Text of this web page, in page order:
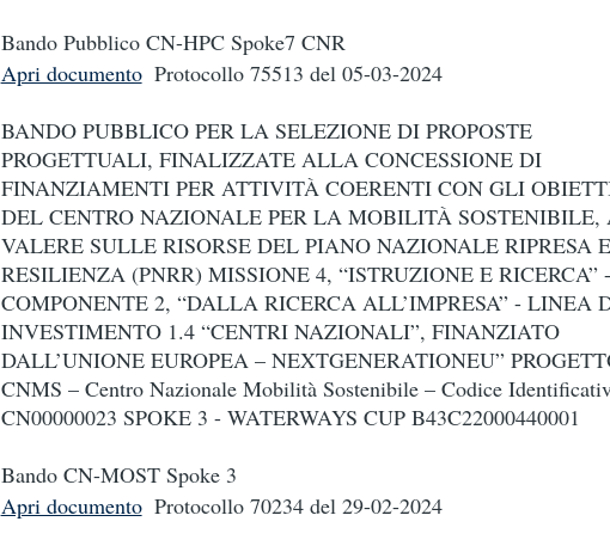
Bando Pubblico CN-HPC Spoke7 CNR
Apri documento Protocollo 75513 del 05-03-2024
BANDO PUBBLICO PER LA SELEZIONE DI PROPOSTE
PROGETTUALI, FINALIZZATE ALLA CONCESSIONE DI
FINANZIAMENTI PER ATTIVITÀ COERENTI CON GLI
DEL CENTRO NAZIONALE PER LA MOBILITÀ SOSTENIBILE,
VALERE SULLE RISORSE DEL PIANO NAZIONALE RIPRESA E
RESILIENZA (PNRR) MISSIONE 4, “ISTRUZIONE E RICERCA” -
COMPONENTE 2, “DALLA RICERCA ALL’IMPRESA” - LINEA
INVESTIMENTO 1.4 “CENTRI NAZIONALI”, FINANZIATO
DALL’UNIONE EUROPEA – NEXTGENERATIONEU”
CNMS – Centro Nazionale Mobilità Sostenibile – Codice
CN00000023 SPOKE 3 - WATERWAYS CUP B43C22000440001
Bando CN-MOST Spoke 3
Apri documento Protocollo 70234 del 29-02-2024